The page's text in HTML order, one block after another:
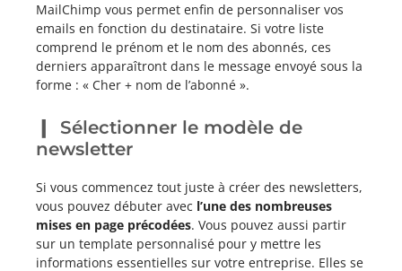
MailChimp vous permet enfin de personnaliser vos
emails en fonction du destinataire. Si votre liste
comprend le prénom et le nom des abonnés, ces
derniers apparaîtront dans le message envoyé sous la
forme : « Cher + nom de l’abonné ».
Sélectionner le modèle de
newsletter
Si vous commencez tout juste à créer des newsletters,
vous pouvez débuter avec l’une des nombreuses
mises en page précodées. Vous pouvez aussi partir
sur un template personnalisé pour y mettre les
informations essentielles sur votre entreprise. Elles se